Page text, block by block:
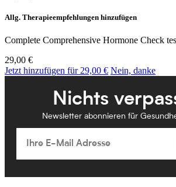
Allg. Therapieempfehlungen hinzufügen
Complete Comprehensive Hormone Check
29,00 €
Jetzt hinzufügen für 29,00 € Nein, danke
Nichts
Newsletter abonnieren für